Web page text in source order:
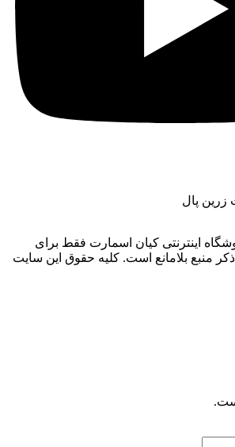
اینترنتی کیان اسمارت فقط برای
منبع بلامانع است. کليه حقوق اين سايت